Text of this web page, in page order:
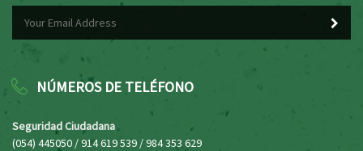
NÚMEROS DE TELÉFONO
Seguridad Ciudadana
(054) 445050 / 914 619 539 / 984 353 629